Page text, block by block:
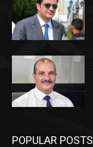
POPULAR POSTS